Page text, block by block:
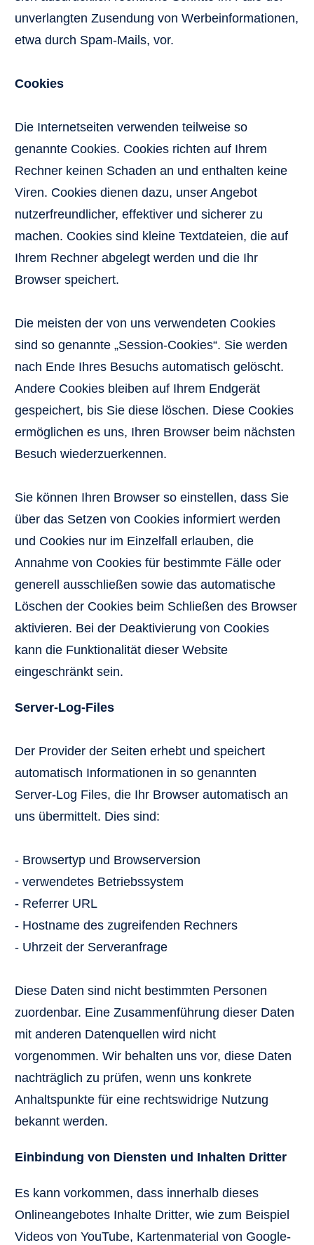
unverlangten Zusendung von Werbeinformationen,
etwa durch Spam-Mails, vor.
Cookies
Die Internetseiten verwenden teilweise so
genannte Cookies. Cookies richten auf Ihrem
Rechner keinen Schaden an und enthalten keine
Viren. Cookies dienen dazu, unser Angebot
nutzerfreundlicher, effektiver und sicherer zu
machen. Cookies sind kleine Textdateien, die auf
Ihrem Rechner abgelegt werden und die Ihr
Browser speichert.
Die meisten der von uns verwendeten Cookies
sind so genannte „Session-Cookies“. Sie werden
nach Ende Ihres Besuchs automatisch gelöscht.
Andere Cookies bleiben auf Ihrem Endgerät
gespeichert, bis Sie diese löschen. Diese Cookies
ermöglichen es uns, Ihren Browser beim nächsten
Besuch wiederzuerkennen.
Sie können Ihren Browser so einstellen, dass Sie
über das Setzen von Cookies informiert werden
und Cookies nur im Einzelfall erlauben, die
Annahme von Cookies für bestimmte Fälle oder
generell ausschließen sowie das automatische
Löschen der Cookies beim Schließen des Browser
aktivieren. Bei der Deaktivierung von Cookies
kann die Funktionalität dieser Website
eingeschränkt sein.
Server-Log-Files
Der Provider der Seiten erhebt und speichert
automatisch Informationen in so genannten
Server-Log Files, die Ihr Browser automatisch an
uns übermittelt. Dies sind:
- Browsertyp und Browserversion
- verwendetes Betriebssystem
- Referrer URL
- Hostname des zugreifenden Rechners
- Uhrzeit der Serveranfrage
Diese Daten sind nicht bestimmten Personen
zuordenbar. Eine Zusammenführung dieser Daten
mit anderen Datenquellen wird nicht
vorgenommen. Wir behalten uns vor, diese Daten
nachträglich zu prüfen, wenn uns konkrete
Anhaltspunkte für eine rechtswidrige Nutzung
bekannt werden.
Einbindung von Diensten und Inhalten Dritter
Es kann vorkommen, dass innerhalb dieses
Onlineangebotes Inhalte Dritter, wie zum Beispiel
Videos von YouTube, Kartenmaterial von Google-